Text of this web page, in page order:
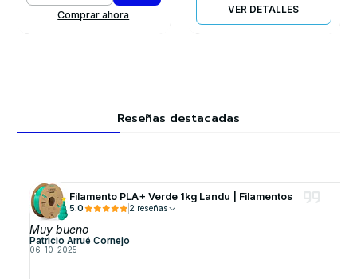
Comprar ahora
VER DETALLES
Reseñas destacadas
Filamento PLA+ Verde 1kg Landu | Filamentos
5.0 2 reseñas
Muy bueno
Patricio Arrué Cornejo
06-10-2025